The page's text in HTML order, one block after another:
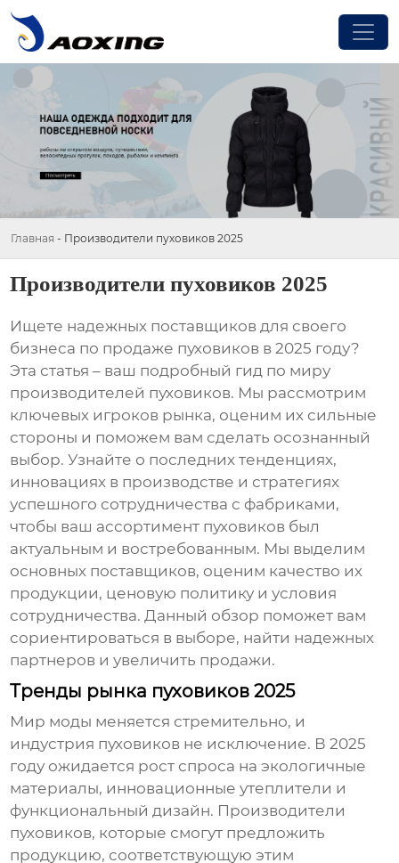
Главная - Производители пуховиков 2025
Производители пуховиков 2025
Ищете надежных поставщиков для своего
бизнеса по продаже пуховиков в 2025 году?
Эта статья – ваш подробный гид по миру
производителей пуховиков. Мы рассмотрим
ключевых игроков рынка, оценим их сильные
стороны и поможем вам сделать осознанный
выбор. Узнайте о последних тенденциях,
инновациях в производстве и стратегиях
успешного сотрудничества с фабриками,
чтобы ваш ассортимент пуховиков был
актуальным и востребованным. Мы выделим
основных поставщиков, оценим качество их
продукции, ценовую политику и условия
сотрудничества. Данный обзор поможет вам
сориентироваться в выборе, найти надежных
партнеров и увеличить продажи.
Тренды рынка пуховиков 2025
Мир моды меняется стремительно, и
индустрия пуховиков не исключение. В 2025
году ожидается рост спроса на экологичные
материалы, инновационные утеплители и
функциональный дизайн. Производители
пуховиков, которые смогут предложить
продукцию, соответствующую этим